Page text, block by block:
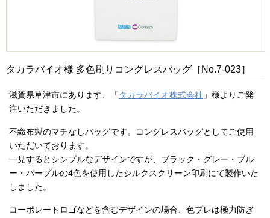
タカラバイオ様 多色刷りコングレスバッグ［No.7-023］
滋賀県草津市にあります、「 タカラバイオ株式会社 」様よりご発
注いただきました。
不織布製のマチなしバッグです。コングレスバッグとしてご使用
いただいております。
一見するとシンプルなデザインですが、ブラック・グレー・ブル
ー・パープルの4色を使用したシルクスクリーン印刷にて製作いた
しました。
コーポレートロゴなどを含むデザインの場合、色ブレは極力防ぎ